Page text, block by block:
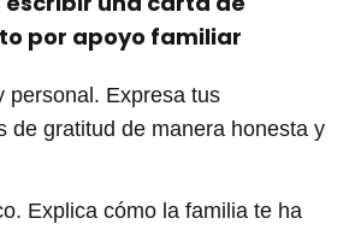
por apoyo familiar
personal. Expresa tus
de gratitud de manera honesta y
Explica cómo la familia te ha